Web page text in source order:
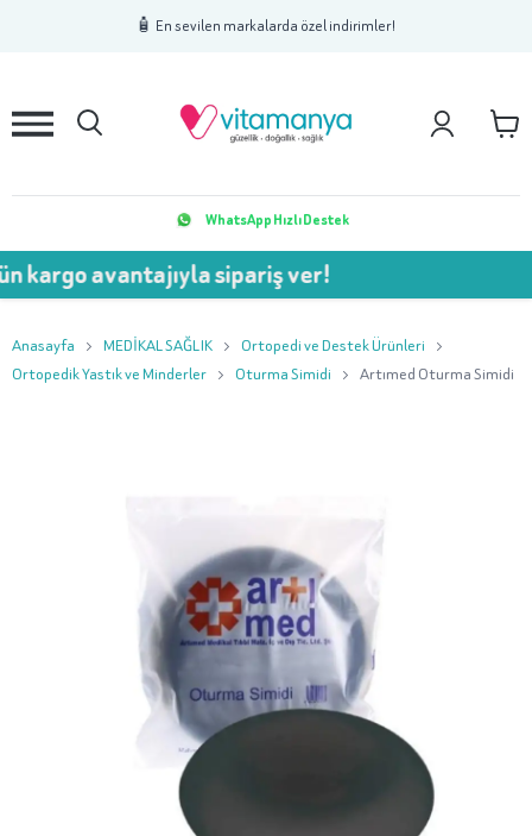
🧴 En sevilen markalarda özel indirimler!
2 3
WhatsApp Hızlı Destek
avantajıyla sipariş ver!
Anasayfa MEDİKAL SAĞLIK
Ortopedi ve Destek Ürünleri
Ortopedik Yastık ve Minderler
Oturma Simidi Artımed Oturma Simidi